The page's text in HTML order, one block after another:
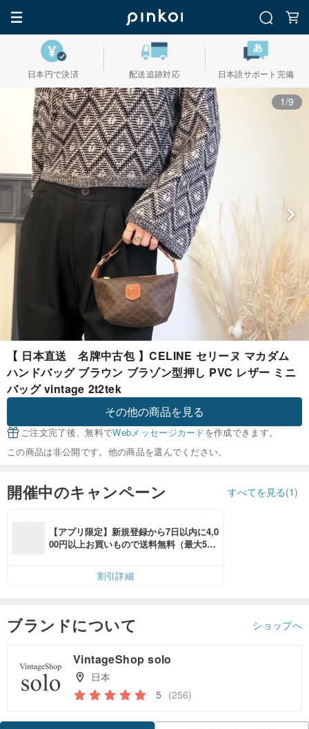
日本円で決済 配送追跡対応 日本語サポート完備
1/9
【 日本直送 名牌中古包 】CELINE セリーヌ マカダム
ハンドバッグ ブラウン ブラゾン型押し PVC レザー ミニ
バッグ vintage 2t2tek
その他の商品を見る
ご注文完了後、無料でWebメッセージカードを作成できます。
この商品は非公開です。他の商品を選んでください。
開催中のキャンペーン すべてを見る(1)
【アプリ限定】新規登録から7日以内に4,0
00円以上お買いもので送料無料（最大500
割引詳細
ブランドについて ショップへ
VintageShop solo
日本
5 (256)